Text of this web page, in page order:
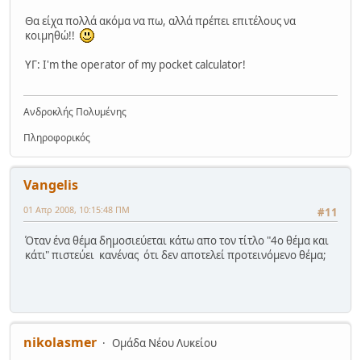
Θα είχα πολλά ακόμα να πω, αλλά πρέπει επιτέλους να
κοιμηθώ!!
ΥΓ: I'm the operator of my pocket calculator!
Ανδροκλής Πολυμένης
Πληροφορικός
Vangelis
#11
01 Απρ 2008, 10:15:48 ΠΜ
Όταν ένα θέμα δημοσιεύεται κάτω απο τον τίτλο "4ο θέμα και
κάτι" πιστεύει κανένας ότι δεν αποτελεί προτεινόμενο θέμα;
nikolasmer
Ομάδα Νέου Λυκείου